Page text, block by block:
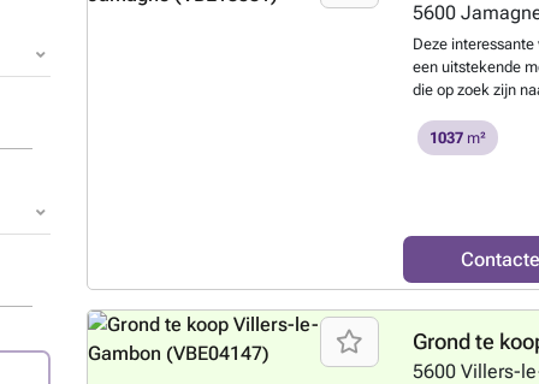
5600
Deze
een uitstekende
die op zoek zijn
aangeboden voor
perceel met een
uitstekend leent
gunstig, met de
omgeving en
elektriciteit en
eenvoudig en
een rustige
binnen
1037 m²
Grond te
5600 Villers-